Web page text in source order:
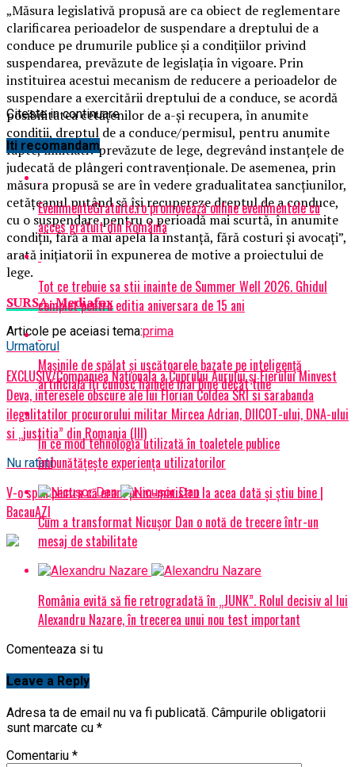
„Măsura legislativă propusă are ca obiect de reglementare
clarificarea perioadelor de suspendare a dreptului de a
conduce pe drumurile publice şi a condiţiilor privind
suspendarea, prevăzute de legislaţia în vigoare. Prin
instituirea acestui mecanism de reducere a perioadelor de
suspendare a exercitării dreptului de a conduce, se acordă
posibilitatea cetăţenilor de a-şi recupera, în anumite
condiţii, dreptul de a conduce/permisul, pentru anumite
fapte, limitiativ prevăzute de lege, degrevând instanţele de
judecată de plângeri contravenţionale. De asemenea, prin
măsura propusă se are în vedere gradualitatea sancţiunilor,
cetăţeanul putând să îşi recupereze dreptul de a conduce,
cu o suspendare pentru o perioadă mai scurtă, în anumite
condiţii, fără a mai apela la instanţă, fără costuri şi avocaţi”,
arată iniţiatorii în expunerea de motive a proiectului de
lege.
SURSA: Mediafax
Articole pe aceiasi tema:prima
Urmatorul
EXCLUSIV/Companiea Naționala a Cuprului Aurului și Fierului Minvest
Deva, interesele obscure ale lui Florian Coldea SRI si sarabanda
ilegalitatilor procurorului militar Mircea Adrian, DIICOT-ului, DNA-ului
si „justitia” din Romania (III)
Nu ratati
V-o spun pentru că eram prim-ministru la acea dată şi ştiu bine |
BacauAZI
Citeste in continuare
Iti recomandam
EvenimenteGratuite.ro promovează online evenimentele cu
acces gratuit din România
Tot ce trebuie sa stii inainte de Summer Well 2026. Ghidul
complet pentru editia aniversara de 15 ani
Mașinile de spălat și uscătoarele bazate pe inteligență
artificială îți cunosc hainele mai bine decât tine
În ce mod tehnologia utilizată în toaletele publice
îmbunătățește experiența utilizatorilor
Cum a transformat Nicușor Dan o notă de trecere într-un
mesaj de stabilitate
România evită să fie retrogradată în „JUNK”. Rolul decisiv al lui
Alexandru Nazare, în trecerea unui nou test important
Comenteaza si tu
Leave a Reply
Adresa ta de email nu va fi publicată. Câmpurile obligatorii
sunt marcate cu *
Comentariu *